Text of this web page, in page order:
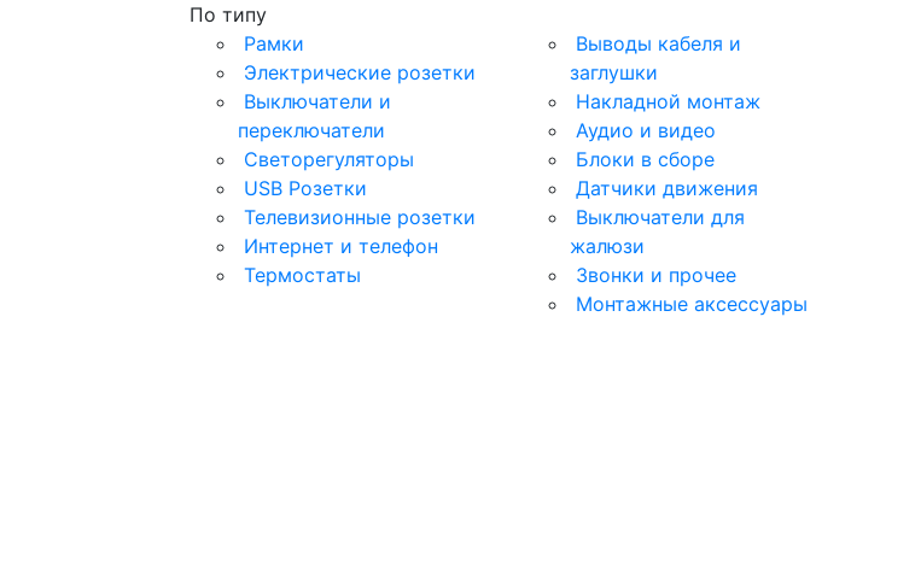
По типу
Рамки
Электрические розетки
Выключатели и
переключатели
Светорегуляторы
USB Розетки
Телевизионные розетки
Интернет и телефон
Термостаты
Выводы кабеля и
заглушки
Накладной монтаж
Аудио и видео
Блоки в сборе
Датчики движения
Выключатели для
жалюзи
Звонки и прочее
Монтажные аксессуары